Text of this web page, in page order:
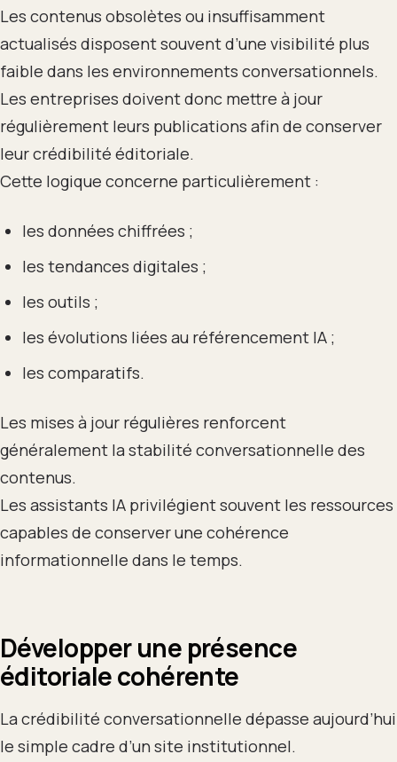
Les contenus obsolètes ou insuffisamment
actualisés disposent souvent d’une visibilité plus
faible dans les environnements conversationnels.
Les entreprises doivent donc mettre à jour
régulièrement leurs publications afin de conserver
leur crédibilité éditoriale.
Cette logique concerne particulièrement :
les données chiffrées ;
les tendances digitales ;
les outils ;
les évolutions liées au référencement IA ;
les comparatifs.
Les mises à jour régulières renforcent
généralement la stabilité conversationnelle des
contenus.
Les assistants IA privilégient souvent les ressources
capables de conserver une cohérence
informationnelle dans le temps.
Développer une présence
éditoriale cohérente
La crédibilité conversationnelle dépasse aujourd’hui
le simple cadre d’un site institutionnel.